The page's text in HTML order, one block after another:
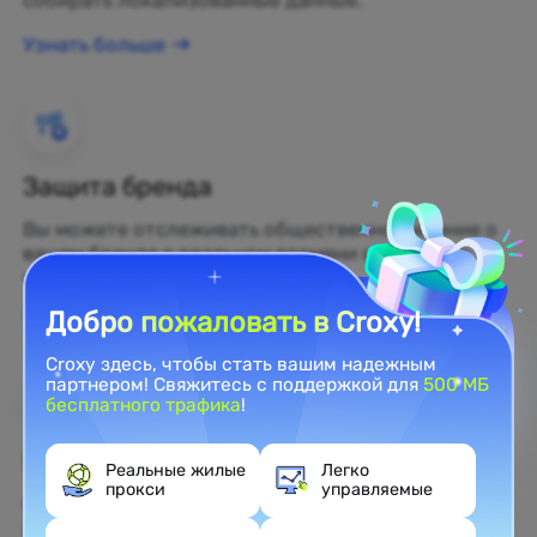
Узнать больше
Защита бренда
Вы можете отслеживать общественное мнение о
вашем бренде в реальном времени с помощью
жилых прокси.
Узнать больше
Веб-скрейпинг
Собирайте нераскрытые данные и превращайте
их в прибыльные бизнес-решения.
Добро пожаловать в Croxy!
Croxy здесь, чтобы стать вашим надежным
партнером! Свяжитесь с поддержкой для500 МБ
бесплатного трафика!
Реальные жилые
прокси
Легко
управляемые